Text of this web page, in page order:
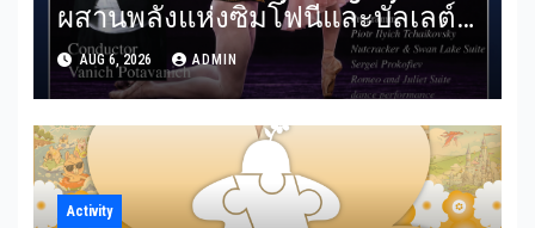
ผสานพลังแห่งซิมโฟนีและบัลเลต์
RBSO ร่วม Bangkok City Ballet
ถ่ายทอดบทประพันธ์อมตะอย่าง
สง่างาม
AUG 6, 2026 ADMIN
Activity